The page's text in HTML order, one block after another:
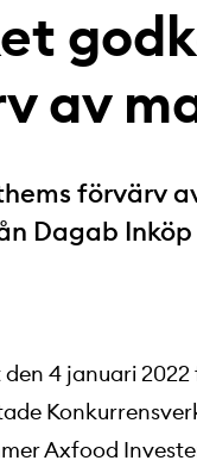
av
förvärv
Dagab
4 januari
Axfood